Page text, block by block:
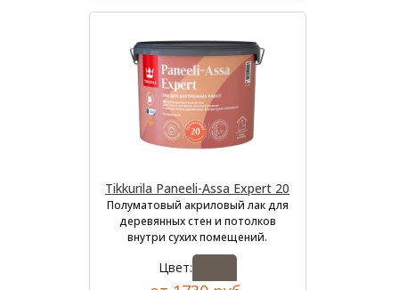
Tikkurila Paneeli-Assa Expert 20
Полуматовый акриловый лак для
деревянных стен и потолков
внутри сухих помещений.
Цвет: